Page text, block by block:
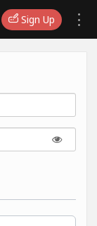
Sign Up